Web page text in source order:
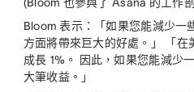
Bloom 表示：「如果您能減少一
方面將帶來巨大的好處。」 「在
成長 1%。 因此，如果您能減少
大筆收益。」